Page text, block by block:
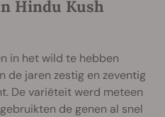
Hindu Kush
in het wild te hebben
de jaren zestig en zeventig
De variëteit werd meteen
de genen al snel